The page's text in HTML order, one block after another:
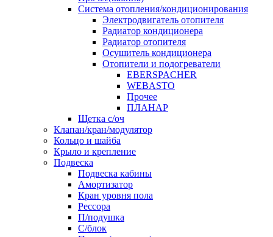
Система отопления/кондиционирования
Электродвигатель отопителя
Радиатор кондиционера
Радиатор отопителя
Осушитель кондиционера
Отопители и подогреватели
EBERSPACHER
WEBASTO
Прочее
ПЛАНАР
Щетка с/оч
Клапан/кран/модулятор
Кольцо и шайба
Крыло и крепление
Подвеска
Подвеска кабины
Амортизатор
Кран уровня пола
Рессора
П/подушка
С/блок